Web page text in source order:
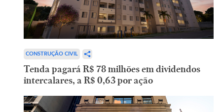
CONSTRUÇÃO CIVIL
Tenda pagará R$ 78 milhões em dividendos
intercalares, a R$ 0,63 por ação